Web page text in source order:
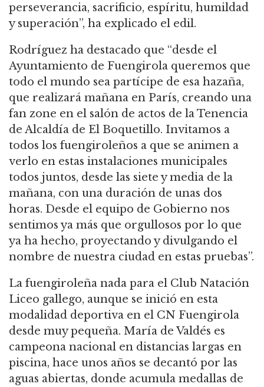
perseverancia, sacrificio, espíritu, humildad
y superación”, ha explicado el edil.
Rodríguez ha destacado que “desde el
Ayuntamiento de Fuengirola queremos que
todo el mundo sea partícipe de esa hazaña,
que realizará mañana en París, creando una
fan zone en el salón de actos de la Tenencia
de Alcaldía de El Boquetillo. Invitamos a
todos los fuengiroleños a que se animen a
verlo en estas instalaciones municipales
todos juntos, desde las siete y media de la
mañana, con una duración de unas dos
horas. Desde el equipo de Gobierno nos
sentimos ya más que orgullosos por lo que
ya ha hecho, proyectando y divulgando el
nombre de nuestra ciudad en estas pruebas”.
La fuengiroleña nada para el Club Natación
Liceo gallego, aunque se inició en esta
modalidad deportiva en el CN Fuengirola
desde muy pequeña. María de Valdés es
campeona nacional en distancias largas en
piscina, hace unos años se decantó por las
aguas abiertas, donde acumula medallas de